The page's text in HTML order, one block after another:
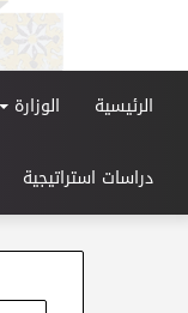
الرئيسية الوزارة
دراسات استراتيجية